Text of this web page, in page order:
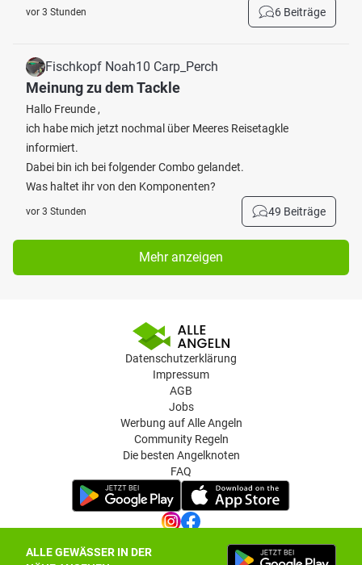
ALLE GEWÄSSER IN DER
vor 3 Stunden 6 Beiträge
Fischkopf Noah10 Carp_Perch
Meinung zu dem Tackle
Hallo Freunde ,
ich habe mich jetzt nochmal über Meeres Reisetagkle
informiert.
Dabei bin ich bei folgender Combo gelandet.
Was haltet ihr von den Komponenten?
vor 3 Stunden 49 Beiträge
Mehr anzeigen
Datenschutzerklärung
Impressum
AGB
Jobs
Werbung auf Alle Angeln
Community Regeln
Die besten Angelknoten
FAQ
Datenschutz-Einstellungen